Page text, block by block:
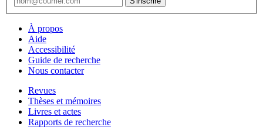
À propos
Aide
Accessibilité
Guide de recherche
Nous contacter
Revues
Thèses et mémoires
Livres et actes
Rapports de recherche